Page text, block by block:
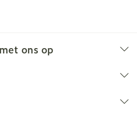
ons op